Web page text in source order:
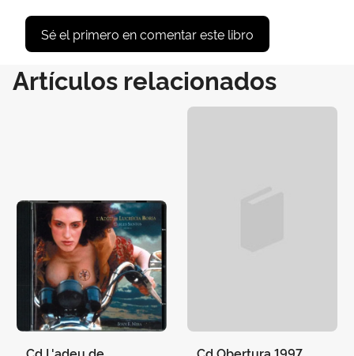
Sé el primero en comentar este libro
Artículos relacionados